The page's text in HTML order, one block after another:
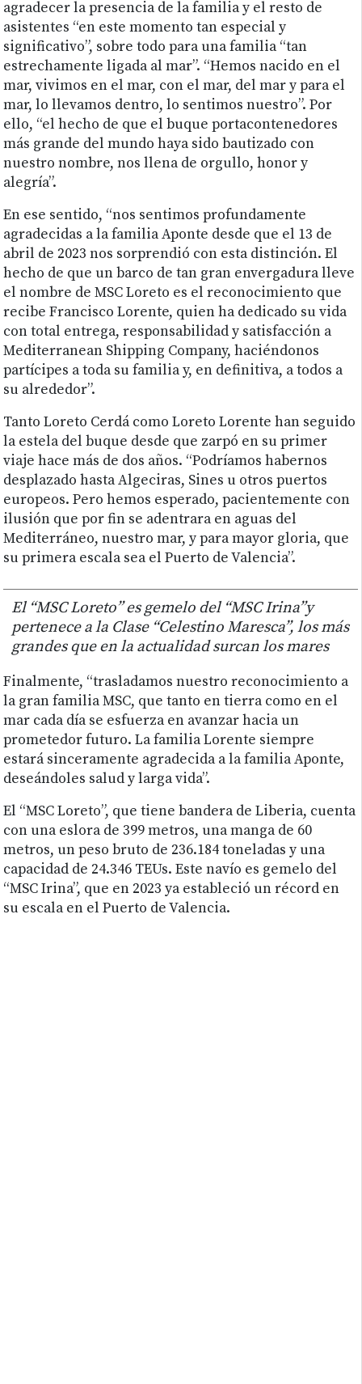
agradecer la presencia de la familia y el resto de
asistentes “en este momento tan especial y
significativo”, sobre todo para una familia “tan
estrechamente ligada al mar”. “Hemos nacido en el
mar, vivimos en el mar, con el mar, del mar y para el
mar, lo llevamos dentro, lo sentimos nuestro”. Por
ello, “el hecho de que el buque portacontenedores
más grande del mundo haya sido bautizado con
nuestro nombre, nos llena de orgullo, honor y
alegría”.
En ese sentido, “nos sentimos profundamente
agradecidas a la familia Aponte desde que el 13 de
abril de 2023 nos sorprendió con esta distinción. El
hecho de que un barco de tan gran envergadura lleve
el nombre de MSC Loreto es el reconocimiento que
recibe Francisco Lorente, quien ha dedicado su vida
con total entrega, responsabilidad y satisfacción a
Mediterranean Shipping Company, haciéndonos
partícipes a toda su familia y, en definitiva, a todos a
su alrededor”.
Tanto Loreto Cerdá como Loreto Lorente han seguido
la estela del buque desde que zarpó en su primer
viaje hace más de dos años. “Podríamos habernos
desplazado hasta Algeciras, Sines u otros puertos
europeos. Pero hemos esperado, pacientemente con
ilusión que por fin se adentrara en aguas del
Mediterráneo, nuestro mar, y para mayor gloria, que
su primera escala sea el Puerto de Valencia”.
El “MSC Loreto” es gemelo del “MSC Irina”y
pertenece a la Clase “Celestino Maresca”, los más
grandes que en la actualidad surcan los mares
Finalmente, “trasladamos nuestro reconocimiento a
la gran familia MSC, que tanto en tierra como en el
mar cada día se esfuerza en avanzar hacia un
prometedor futuro. La familia Lorente siempre
estará sinceramente agradecida a la familia Aponte,
deseándoles salud y larga vida”.
El “MSC Loreto”, que tiene bandera de Liberia, cuenta
con una eslora de 399 metros, una manga de 60
metros, un peso bruto de 236.184 toneladas y una
capacidad de 24.346 TEUs. Este navío es gemelo del
“MSC Irina”, que en 2023 ya estableció un récord en
su escala en el Puerto de Valencia.